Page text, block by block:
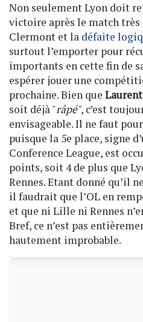
Non seulement Lyon doit
victoire après le match très
Clermont et la défaite
surtout l’emporter pour
importants en cette fin de
espérer jouer une
prochaine. Bien que
soit déjà "râpé", c’est
envisageable. Il ne faut
puisque la 5e place, signe
Conference League, est
points, soit 4 de plus que
Rennes. Etant donné qu’il
il faudrait que l’OL en
et que ni Lille ni Rennes
Bref, ce n’est pas
hautement improbable.